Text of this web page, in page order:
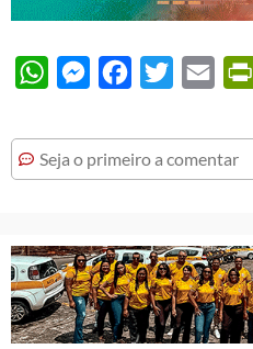
WhatsAppMessengerFacebook
Twitter Email
Seja o primeiro a comentar